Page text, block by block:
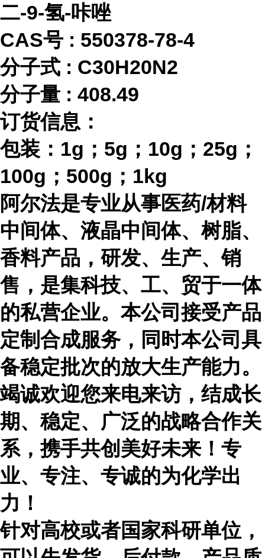
二-9-氢-咔唑
CAS号 : 550378-78-4
分子式 : C30H20N2
分子量 : 408.49
订货信息：
包装： 1g；5g；10g；25g；
100g；500g；1kg
阿尔法是专业从事医药/材料
中间体、液晶中间体、树脂、
香料产品，研发、生产、销
售，是集科技、工、贸于一体
的私营企业。本公司接受产品
定制合成服务，同时本公司具
备稳定批次的放大生产能力。
竭诚欢迎您来电来访，结成长
期、稳定、广泛的战略合作关
系，携手共创美好未来！专
业、专注、专诚的为化学出
力！
针对高校或者国家科研单位，